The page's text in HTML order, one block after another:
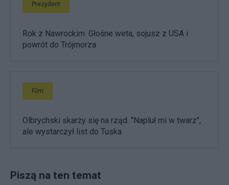
Prezydent
Rok z Nawrockim. Głośne weta, sojusz z USA i
powrót do Trójmorza
Film
Olbrychski skarży się na rząd. "Napluł mi w twarz",
ale wystarczył list do Tuska
Piszą na ten temat